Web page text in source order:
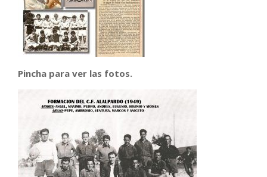
Pincha para ver las fotos.